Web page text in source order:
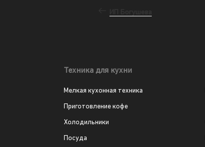
Техника для кухни
Мелкая кухонная техника
Приготовление кофе
Холодильники
Посуда